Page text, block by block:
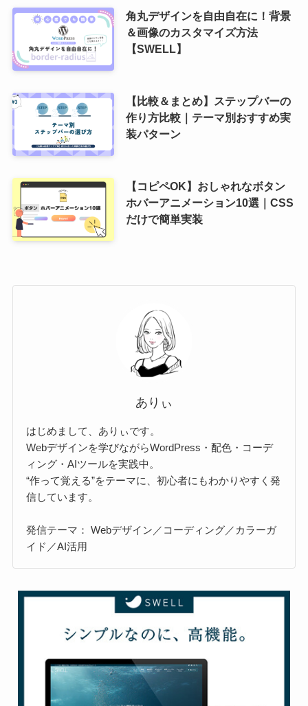
角丸デザインを自由自在に！背景
＆画像のカスタマイズ方法
【SWELL】
【比較＆まとめ】ステップバーの
作り方比較｜テーマ別おすすめ実
装パターン
【コピペOK】おしゃれなボタン
ホバーアニメーション10選｜CSS
だけで簡単実装
ありぃ
はじめまして、ありぃです。
Webデザインを学びながらWordPress・配色・コーデ
ィング・AIツールを実践中。
“作って覚える”をテーマに、初心者にもわかりやすく発
信しています。
発信テーマ： Webデザイン／コーディング／カラーガ
イド／AI活用